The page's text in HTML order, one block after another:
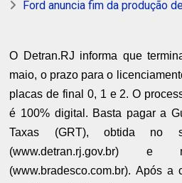
Ford anuncia fim da produção
O Detran.RJ informa que
maio, o prazo para o
placas de final 0, 1 e 2. O
é 100% digital. Basta pagar a
Taxas (GRT), obtida no
(www.detran.rj.gov.br) e no
(www.bradesco.com.br). Após a